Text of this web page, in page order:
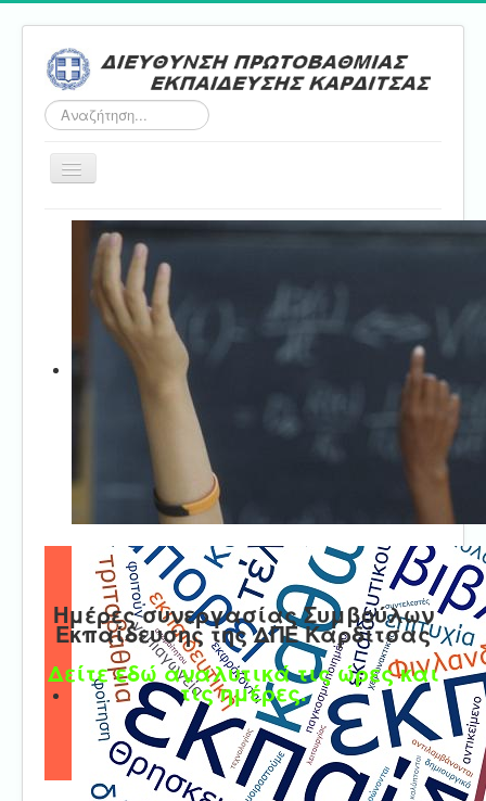
Αναζήτηση...
Εναλλαγή
Αρχική
Τμήμα Α'
Τμήμα Β'
Επικοινωνία
Ημέρες συνεργασίας Συμβούλων
Εκπαίδευσης της ΔΠΕ Καρδίτσας
Δείτε εδώ αναλυτικά τις ώρες και
τις ημέρες.